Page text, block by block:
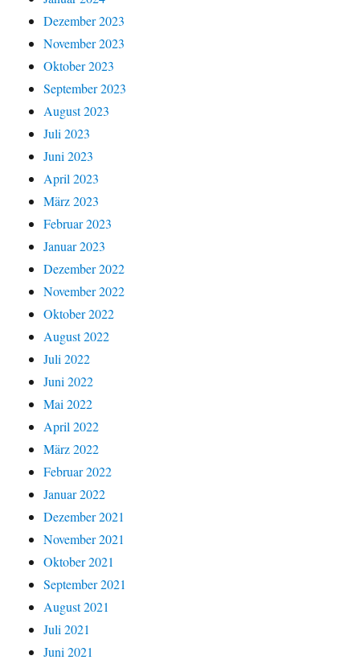
Dezember 2023
November 2023
Oktober 2023
September 2023
August 2023
Juli 2023
Juni 2023
April 2023
März 2023
Februar 2023
Januar 2023
Dezember 2022
November 2022
Oktober 2022
August 2022
Juli 2022
Juni 2022
Mai 2022
April 2022
März 2022
Februar 2022
Januar 2022
Dezember 2021
November 2021
Oktober 2021
September 2021
August 2021
Juli 2021
Juni 2021